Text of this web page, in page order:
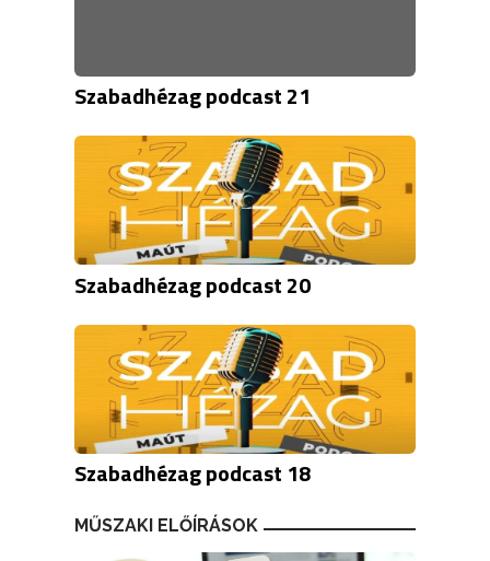
Szabadhézag podcast 21
Szabadhézag podcast 20
Szabadhézag podcast 18
MŰSZAKI ELŐÍRÁSOK